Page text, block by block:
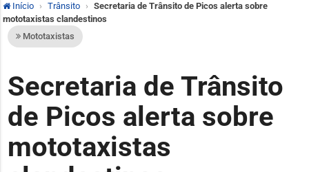
Início Trânsito
Secretaria de Trânsito de Picos alerta sobre
mototaxistas clandestinos
Mototaxistas
Secretaria de Trânsito
de Picos alerta sobre
mototaxistas